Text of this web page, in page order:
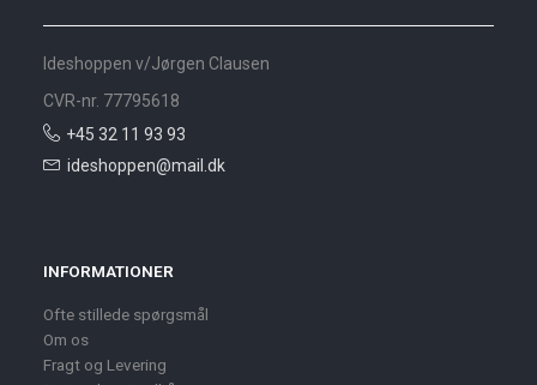
Ideshoppen v/Jørgen Clausen
CVR-nr. 77795618
+45 32 11 93 93
ideshoppen@mail.dk
INFORMATIONER
Ofte stillede spørgsmål
Om os
Fragt og Levering